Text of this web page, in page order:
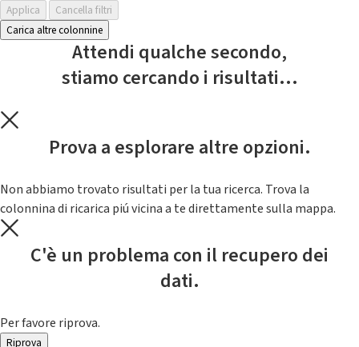
Applica
Cancella filtri
Carica altre colonnine
Attendi qualche secondo,
stiamo cercando i risultati...
Prova a esplorare altre opzioni.
Non abbiamo trovato risultati per la tua ricerca. Trova la
colonnina di ricarica piú vicina a te direttamente sulla mappa.
C'è un problema con il recupero dei
dati.
Per favore riprova.
Riprova